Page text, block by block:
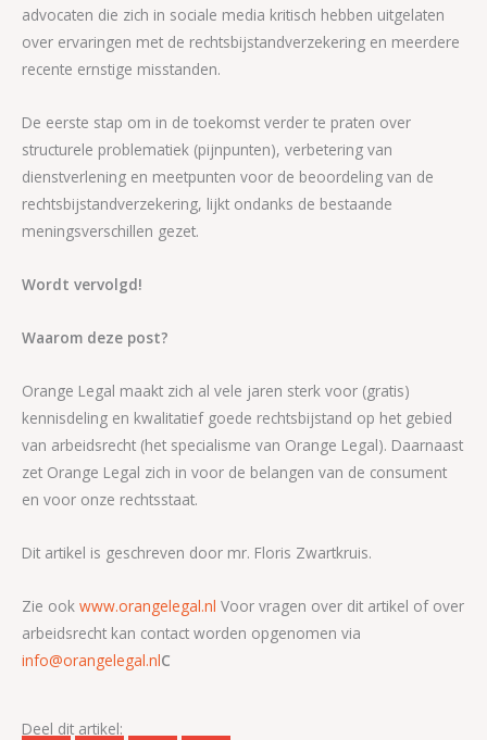
advocaten die zich in sociale media kritisch hebben uitgelaten
over ervaringen met de rechtsbijstandverzekering en meerdere
recente ernstige misstanden.
De eerste stap om in de toekomst verder te praten over
structurele problematiek (pijnpunten), verbetering van
dienstverlening en meetpunten voor de beoordeling van de
rechtsbijstandverzekering, lijkt ondanks de bestaande
meningsverschillen gezet.
Wordt vervolgd!
Waarom deze post?
Orange Legal maakt zich al vele jaren sterk voor (gratis)
kennisdeling en kwalitatief goede rechtsbijstand op het gebied
van arbeidsrecht (het specialisme van Orange Legal). Daarnaast
zet Orange Legal zich in voor de belangen van de consument
en voor onze rechtsstaat.
Dit artikel is geschreven door mr. Floris Zwartkruis.
Zie ook www.orangelegal.nl Voor vragen over dit artikel of over
arbeidsrecht kan contact worden opgenomen via
info@orangelegal.nlC
Deel dit artikel: